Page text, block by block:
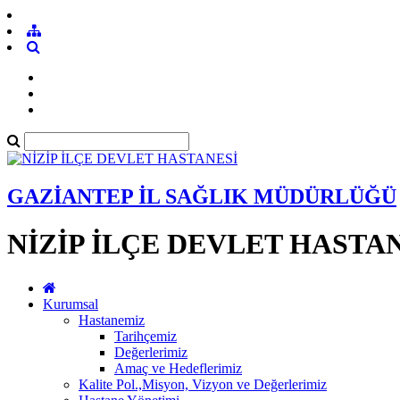
GAZİANTEP İL SAĞLIK MÜDÜRLÜĞÜ
NİZİP İLÇE DEVLET
Kurumsal
Hastanemiz
Tarihçemiz
Değerlerimiz
Amaç ve Hedeflerimiz
Kalite Pol.,Misyon, Vizyon ve Değerlerimiz